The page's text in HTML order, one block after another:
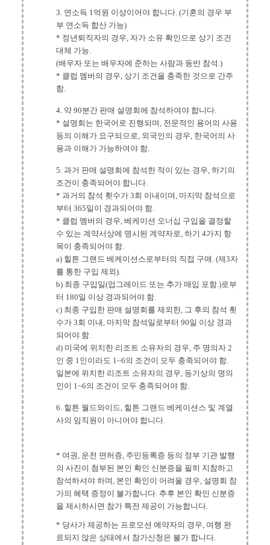
3. 연소득 1억원 이상이어야 합니다. (기혼의 경우 부
부 연소득 합산 가능)
* 정년퇴직자의 경우, 자가 소유 확인으로 상기 조건
대체 가능.
(배우자 또는 배우자에 준하는 사람과 동반 참석.)
* 클럽 멤버의 경우, 상기 조건을 충족한 것으로 간주
함.
4. 약 90분간 판매 설명회에 참석하여야 합니다.
* 설명회는 한국어로 진행되며, 전문적인 용어의 사용
등의 이해가 요구되므로, 외국인의 경우, 한국어의 사
용과 이해가 가능하여야 함.
5. 과거 판매 설명회에 참석한 적이 있는 경우, 하기의
조건이 충족되어야 합니다.
* 과거의 참석 횟수가 3회 이내이며, 마지막 참석으로
부터 365일이 경과되어야 함.
* 클럽 멤버의 경우, 베케이션 오너십 구입을 결정할
수 있는 계약서상에 명시된 계약자로, 하기 4가지 항
목이 충족되어야 함.
a) 힐튼 그랜드 베케이션스로부터의 직접 구매. (제3자
를 통한 구입 제외).
b) 최종 구입일(업그레이드 또는 추가 매입 포함.)로부
터 180일 이상 경과되어야 함.
c) 최종 구입한 판매 설명회를 제외한, 그 후의 참석 횟
수가 3회 이내, 마지막 참석일로부터 90일 이상 경과
되어야 함.
d) 미국에 위치한 리조트 소유자의 경우, 주 명의자 2
인 중 1인이라도 1~6의 조건이 모두 충족되어야 함.
일본에 위치한 리조트 소유자의 경우, 등기상의 명의
인이 1~6의 조건이 모두 충족되어야 함.
6. 힐튼 월드와이드, 힐튼 그랜드 베케이션스 및 계열
사의 임직원이 아니어야 합니다.
* 여권, 운전 면허증, 주민등록증 등의 정부 기관 발행
의 사진이 첨부된 본인 확인 신분증을 필히 지참하고
참석하셔야 하며, 본인 확인이 어려울 경우, 설명회 참
가의 혜택 증정이 불가합니다. 추후 본인 확인 신분증
을 제시하시면 참가 특전 제공이 가능합니다.
* 당사가 제공하는 프로모션 예약자의 경우, 여행 완
료되지 않은 상태에서 참가신청은 불가 합니다.